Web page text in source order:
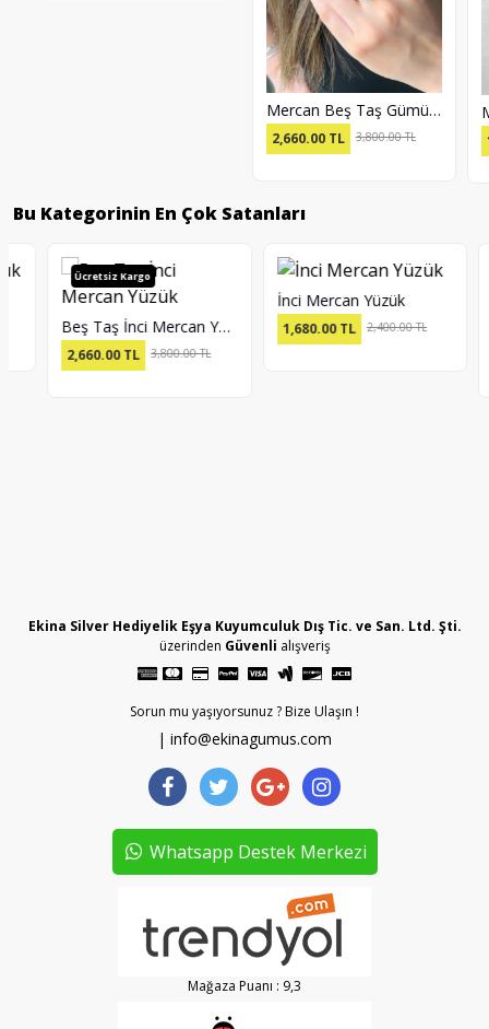
Mercan Beş Taş Gümüş Yüzük
2,660.00TL 3,800.00 TL
Bu Kategorinin En Çok Satanları
Ücretsiz Kargo
Beş Taş İnci Mercan Yüzük
2,660.00TL 3,800.00 TL
İnci Mercan Yüzük
1,680.00TL 2,400.00 TL
Ekina Silver Hediyelik Eşya Kuyumculuk Dış Tic. ve San. Ltd. Şti.
üzerinden Güvenli alışveriş
Sorun mu yaşıyorsunuz ? Bize Ulaşın !
| info@ekinagumus.com
Whatsapp Destek Merkezi
Mağaza Puanı : 9,3